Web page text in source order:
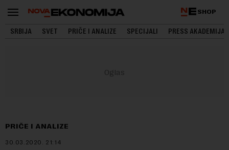
SHOP
SRBIJA SVET PRIČE I ANALIZE SPECIJALI PRESS AKADEMIJA
PRIČE I ANALIZE
30.03.2020. 21:14